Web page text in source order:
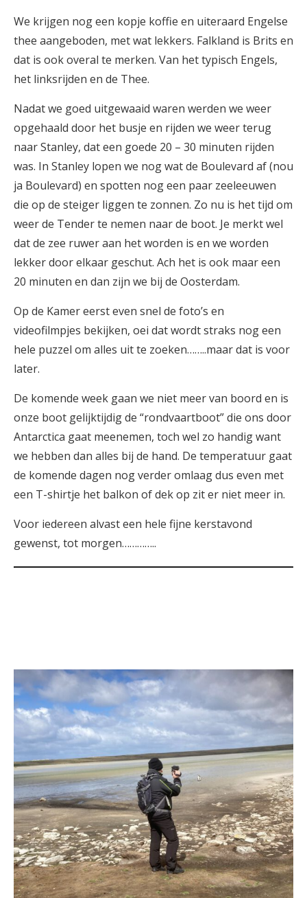
We krijgen nog een kopje koffie en uiteraard Engelse
thee aangeboden, met wat lekkers. Falkland is Brits en
dat is ook overal te merken. Van het typisch Engels,
het linksrijden en de Thee.
Nadat we goed uitgewaaid waren werden we weer
opgehaald door het busje en rijden we weer terug
naar Stanley, dat een goede 20 – 30 minuten rijden
was. In Stanley lopen we nog wat de Boulevard af (nou
ja Boulevard) en spotten nog een paar zeeleeuwen
die op de steiger liggen te zonnen. Zo nu is het tijd om
weer de Tender te nemen naar de boot. Je merkt wel
dat de zee ruwer aan het worden is en we worden
lekker door elkaar geschut. Ach het is ook maar een
20 minuten en dan zijn we bij de Oosterdam.
Op de Kamer eerst even snel de foto’s en
videofilmpjes bekijken, oei dat wordt straks nog een
hele puzzel om alles uit te zoeken……..maar dat is voor
later.
De komende week gaan we niet meer van boord en is
onze boot gelijktijdig de “rondvaartboot” die ons door
Antarctica gaat meenemen, toch wel zo handig want
we hebben dan alles bij de hand. De temperatuur gaat
de komende dagen nog verder omlaag dus even met
een T-shirtje het balkon of dek op zit er niet meer in.
Voor iedereen alvast een hele fijne kerstavond
gewenst, tot morgen…………..